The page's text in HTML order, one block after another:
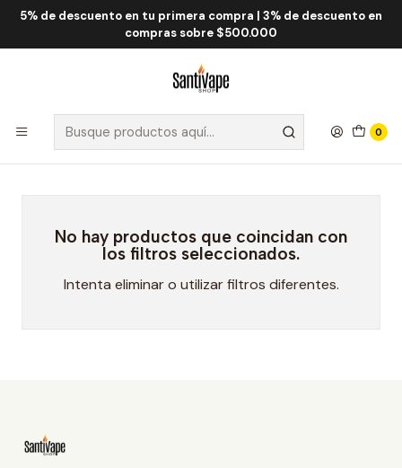
5% de descuento en tu primera compra | 3% de descuento en
compras sobre $500.000
0
Inicio Fume QRJOY Fume Oxyra 60.000 Puff
Fume Oxyra 60.000 Puff
Filtros
No hay productos que coincidan con
los filtros seleccionados.
Intenta eliminar o utilizar filtros diferentes.